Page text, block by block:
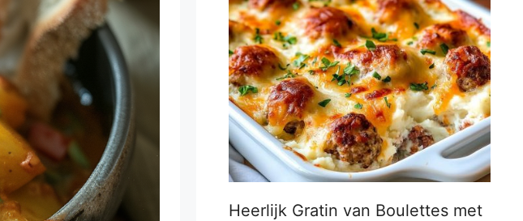
Heerlijk Gratin van Boulettes met